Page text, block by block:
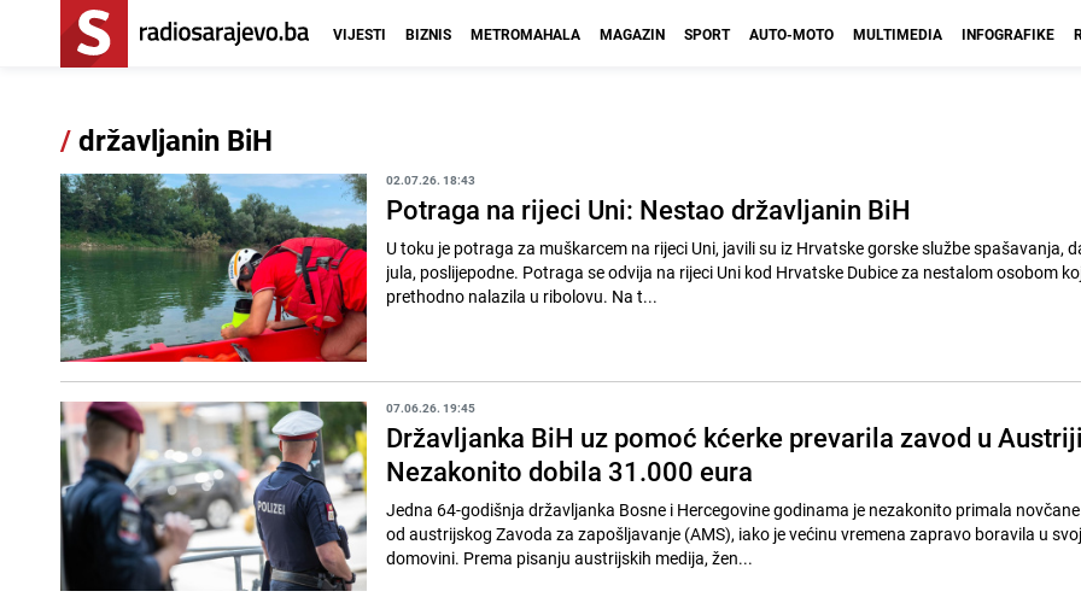
VIJESTI BIZNIS METROMAHALA MAGAZIN SPORT AUTO-MOTO MULTIMEDIA INFOGRAFIKE
/državljanin BiH
02.07.26. 18:43
Potraga na rijeci Uni: Nestao državljanin BiH
U toku je potraga za muškarcem na rijeci Uni, javili su iz Hrvatske gorske službe spašavanja,
jula, poslijepodne. Potraga se odvija na rijeci Uni kod Hrvatske Dubice za nestalom osobom
prethodno nalazila u ribolovu. Na t...
07.06.26. 19:45
Državljanka BiH uz pomoć kćerke prevarila zavod u
Nezakonito dobila 31.000 eura
Jedna 64-godišnja državljanka Bosne i Hercegovine godinama je nezakonito primala
od austrijskog Zavoda za zapošljavanje (AMS), iako je većinu vremena zapravo boravila u
domovini. Prema pisanju austrijskih medija, žen...